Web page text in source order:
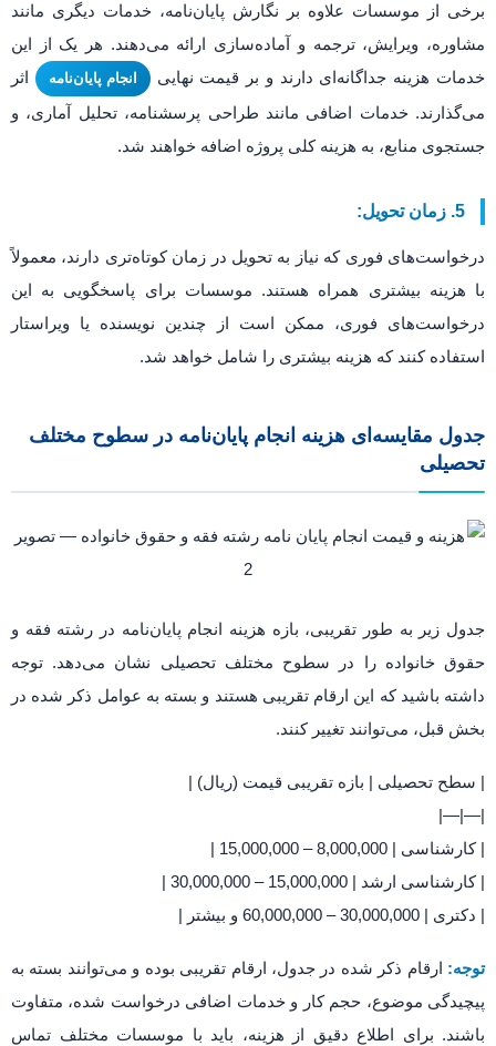
برخی از موسسات علاوه بر نگارش پایان‌نامه، خدمات دیگری مانند
مشاوره، ویرایش، ترجمه و آماده‌سازی ارائه می‌دهند. هر یک از این
خدمات هزینه جداگانه‌ای دارند و بر قیمت نهایی
انجام پایان‌نامه
اثر
می‌گذارند. خدمات اضافی مانند طراحی پرسشنامه، تحلیل آماری، و
جستجوی منابع، به هزینه کلی پروژه اضافه خواهند شد.
5. زمان تحویل:
درخواست‌های فوری که نیاز به تحویل در زمان کوتاه‌تری دارند، معمولاً
با هزینه بیشتری همراه هستند. موسسات برای پاسخگویی به این
درخواست‌های فوری، ممکن است از چندین نویسنده یا ویراستار
استفاده کنند که هزینه بیشتری را شامل خواهد شد.
جدول مقایسه‌ای هزینه انجام پایان‌نامه در سطوح مختلف
تحصیلی
جدول زیر به طور تقریبی، بازه هزینه انجام پایان‌نامه در رشته فقه و
حقوق خانواده را در سطوح مختلف تحصیلی نشان می‌دهد. توجه
داشته باشید که این ارقام تقریبی هستند و بسته به عوامل ذکر شده در
بخش قبل، می‌توانند تغییر کنند.
| سطح تحصیلی | بازه تقریبی قیمت (ریال) |
|—|—|
| کارشناسی | 8,000,000 – 15,000,000 |
| کارشناسی ارشد | 15,000,000 – 30,000,000 |
| دکتری | 30,000,000 – 60,000,000 و بیشتر |
توجه: ارقام ذکر شده در جدول، ارقام تقریبی بوده و می‌توانند بسته به
پیچیدگی موضوع، حجم کار و خدمات اضافی درخواست شده، متفاوت
باشند. برای اطلاع دقیق از هزینه، باید با موسسات مختلف تماس